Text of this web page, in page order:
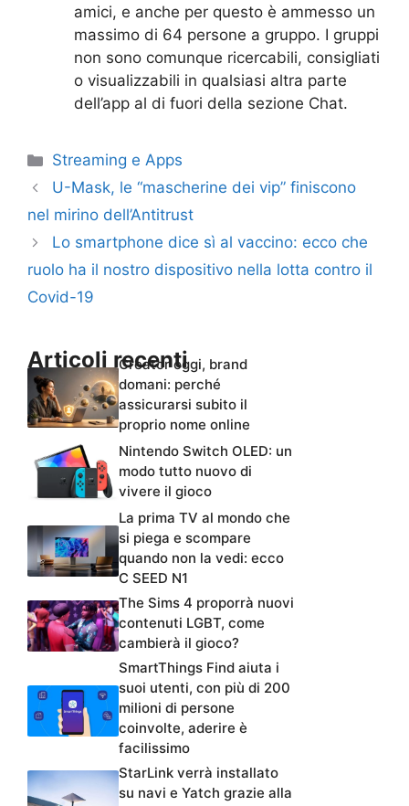
amici, e anche per questo è ammesso un
massimo di 64 persone a gruppo. I gruppi
non sono comunque ricercabili, consigliati
o visualizzabili in qualsiasi altra parte
dell’app al di fuori della sezione Chat.
Categorie
Streaming e Apps
U-Mask, le “mascherine dei vip” finiscono
nel mirino dell’Antitrust
Lo smartphone dice sì al vaccino: ecco che
ruolo ha il nostro dispositivo nella lotta contro il
Covid-19
Articoli recenti
Creator oggi, brand
domani: perché
assicurarsi subito il
proprio nome online
Nintendo Switch OLED: un
modo tutto nuovo di
vivere il gioco
La prima TV al mondo che
si piega e scompare
quando non la vedi: ecco
C SEED N1
The Sims 4 proporrà nuovi
contenuti LGBT, come
cambierà il gioco?
SmartThings Find aiuta i
suoi utenti, con più di 200
milioni di persone
coinvolte, aderire è
facilissimo
StarLink verrà installato
su navi e Yatch grazie alla